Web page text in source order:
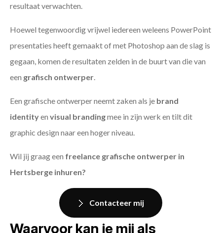
resultaat verwachten.
Hoewel tegenwoordig vrijwel iedereen weleens PowerPoint
presentaties heeft gemaakt of met Photoshop aan de slag is
gegaan, komen de resultaten zelden in de buurt van die van
een grafisch ontwerper
Een grafische ontwerper neemt zaken als je brand
identityen visual brandingmee in zijn werk en tilt dit
graphic design naar een hoger niveau.
Wil jij graag een freelance grafische ontwerper in
Hertsberge inhuren?
Contacteer mij
Waarvoor kan je mij als